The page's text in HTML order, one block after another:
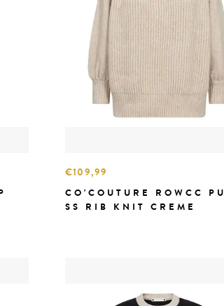
€109,99
CO'COUTURE ROWCC
SS RIB KNIT CREME